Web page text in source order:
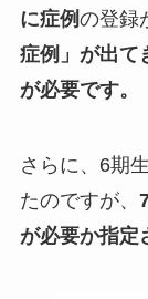
に症例の登録
症例」が出て
が必要です。
さらに、6期
たのですが、
が必要か指定